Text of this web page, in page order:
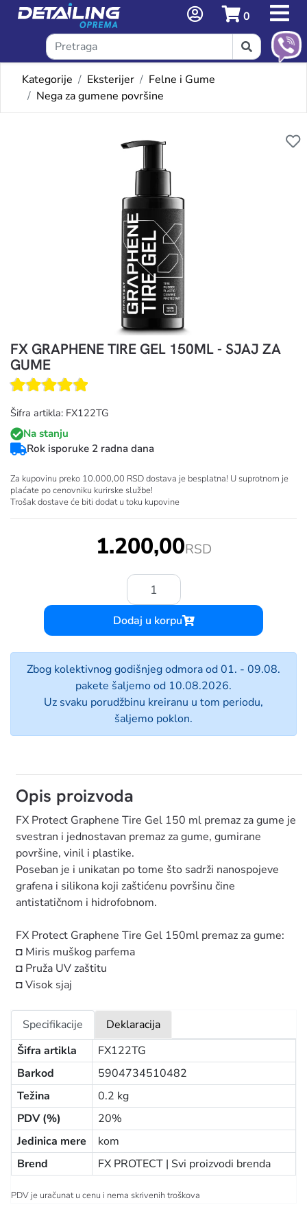
0
Kategorije Eksterijer
Felne i Gume
Nega za gumene površine
FX GRAPHENE TIRE GEL 150ML - SJAJ ZA
GUME
Šifra artikla: FX122TG
Na stanju
Rok isporuke 2 radna dana
Za kupovinu preko 10.000,00 RSD dostava je besplatna! U suprotnom je
plaćate po cenovniku kurirske službe!
Trošak dostave će biti dodat u toku kupovine
1.200,00RSD
Količina:
Dodaj u korpu
Zbog kolektivnog godišnjeg odmora od 01. - 09.08.
pakete šaljemo od 10.08.2026.
Uz svaku porudžbinu kreiranu u tom periodu,
šaljemo poklon.
Omiljeni proizvodi
FX GRAPHENE TIRE GEL
Opis proizvoda
FX Protect Graphene Tire Gel 150 ml premaz za gume je
svestran i jednostavan premaz za gume, gumirane
površine, vinil i plastike.
Poseban je i unikatan po tome što sadrži nanospojeve
grafena i silikona koji zaštićenu površinu čine
antistatičnom i hidrofobnom.
FX Protect Graphene Tire Gel 150ml premaz za gume:
◘ Miris muškog parfema
◘ Pruža UV zaštitu
◘ Visok sjaj
Specifikacije
Deklaracija
Šifra artikla
FX122TG
Barkod
5904734510482
Težina
0.2 kg
PDV (%)
20%
Jedinica mere
kom
Brend
FX PROTECT | Svi proizvodi brenda
PDV je uračunat u cenu i nema skrivenih troškova